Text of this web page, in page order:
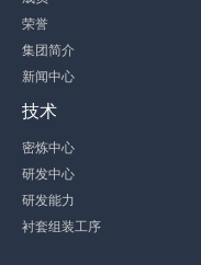
荣誉
集团简介
新闻中心
技术
密炼中心
研发中心
研发能力
衬套组装工序